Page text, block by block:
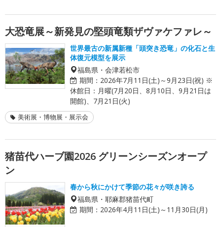
大恐竜展～新発見の堅頭竜類ザヴァケファレ～
世界最古の新属新種「頭突き恐竜」の化石と生
体復元模型を展示
福島県・会津若松市
期間： 2026年7月11日(土)～9月23日(祝) ※
休館日：月曜(7月20日、8月10日、9月21日は
開館)、7月21日(火)
美術展・博物展・展示会
猪苗代ハーブ園2026 グリーンシーズンオープ
ン
春から秋にかけて季節の花々が咲き誇る
福島県・耶麻郡猪苗代町
期間： 2026年4月11日(土)～11月30日(月)